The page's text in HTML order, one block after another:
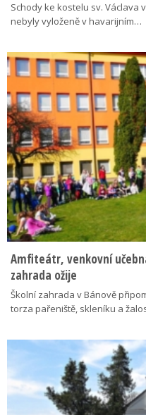
Schody ke kostelu sv. Václava
nebyly vyloženě v havarijním…
Amfiteátr, venkovní
zahrada ožije
Školní zahrada v Bánově
torza pařeniště, skleníku a